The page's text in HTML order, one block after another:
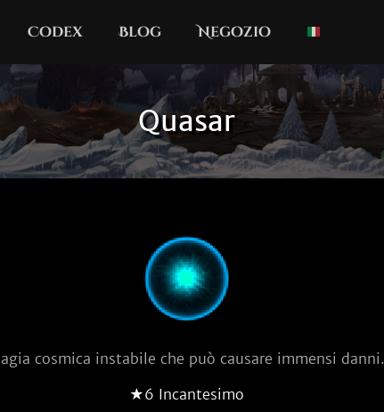
Codex Blog Negozio
Quasar
cosmica instabile che può causare immensi danni.
★6 Incantesimo